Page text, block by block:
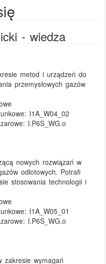
- wiedza
metod i urządzeń do
przemysłowych gazów
I1A_W04_02
I.P6S_WG.o
nowych rozwiązań w
odlotowych. Potrafi
stosowania technologii i
I1A_W05_01
I.P6S_WG.o
zakresie wymagań